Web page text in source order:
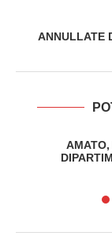
ANNULLATE
AMATO,